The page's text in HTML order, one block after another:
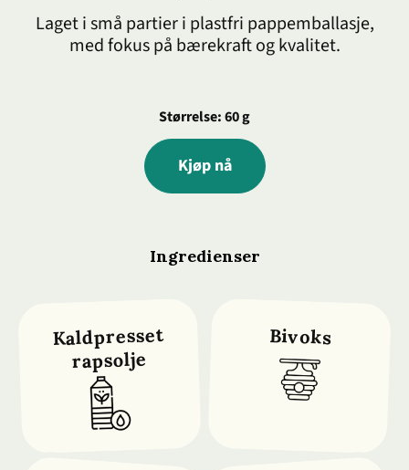
Laget i små partier i plastfri pappemballasje,
med fokus på bærekraft og kvalitet.
Størrelse: 60 g
Kjøp nå
Ingredienser
Kaldpresset
rapsolje
Bivoks